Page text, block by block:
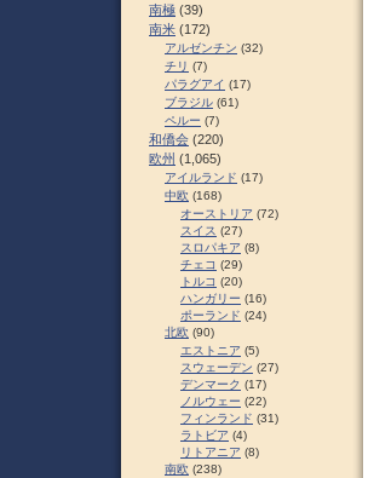
南極 (39)
南米 (172)
アルゼンチン (32)
チリ (7)
パラグアイ (17)
ブラジル (61)
ペルー (7)
和僑会 (220)
欧州 (1,065)
アイルランド (17)
中欧 (168)
オーストリア (72)
スイス (27)
スロパキア (8)
チェコ (29)
トルコ (20)
ハンガリー (16)
ポーランド (24)
北欧 (90)
エストニア (5)
スウェーデン (27)
デンマーク (17)
ノルウェー (22)
フィンランド (31)
ラトビア (4)
リトアニア (8)
南欧 (238)